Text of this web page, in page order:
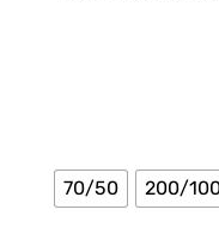
200/
70/50